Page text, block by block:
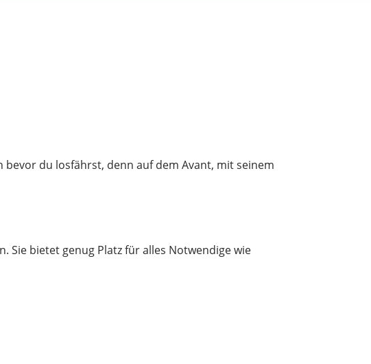
du losfährst, denn auf dem Avant, mit seinem
Sie bietet genug Platz für alles Notwendige wie
den Komfort und begrenzt ungewolltes Nachgeben.